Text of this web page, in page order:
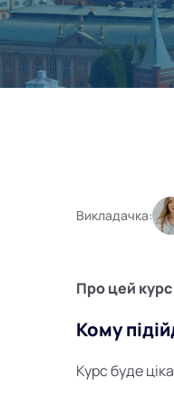
Викладачка:
Про цей курс
Кому
Курс буде